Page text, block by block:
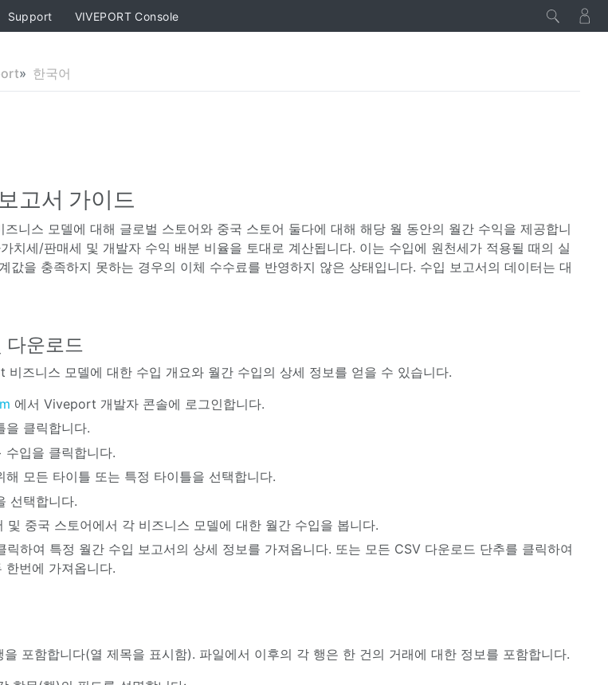
Support VIVEPORT Console
한국어
고서 가이드
니스 모델에 대해 글로벌 스토어와 중국 스토어 둘다에 대해 해당 월 동안의 월간 수익을 제공합니
치세/판매세 및 개발자 수익 배분 비율을 토대로 계산됩니다. 이는 수입에 원천세가 적용될 때의 실
값을 충족하지 못하는 경우의 이체 수수료를 반영하지 않은 상태입니다. 수입 보고서의 데이터는 대
다운로드
즈니스 모델에 대한 수입 개요와 월간 수입의 상세 정보를 얻을 수 있습니다.
에서 Viveport 개발자 콘솔에 로그인합니다.
을 클릭합니다.
입을 클릭합니다.
해 모든 타이틀 또는 특정 타이틀을 선택합니다.
선택합니다.
중국 스토어에서 각 비즈니스 모델에 대한 월간 수입을 봅니다.
릭하여 특정 월간 수입 보고서의 상세 정보를 가져옵니다. 또는 모든 CSV 다운로드 단추를 클릭하여
한번에 가져옵니다.
포함합니다(열 제목을 표시함). 파일에서 이후의 각 행은 한 건의 거래에 대한 정보를 포함합니다.